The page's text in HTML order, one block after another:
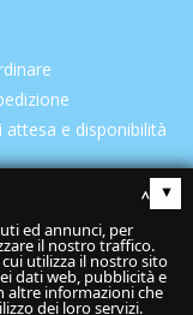
attesa e disponibilità
▴
ed annunci, per
il nostro traffico.
utilizza il nostro sito
dati web, pubblicità e
altre informazioni che
dei loro servizi.